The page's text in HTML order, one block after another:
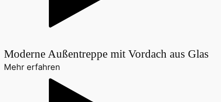
Moderne Außentreppe mit Vordach aus Glas
Mehr erfahren